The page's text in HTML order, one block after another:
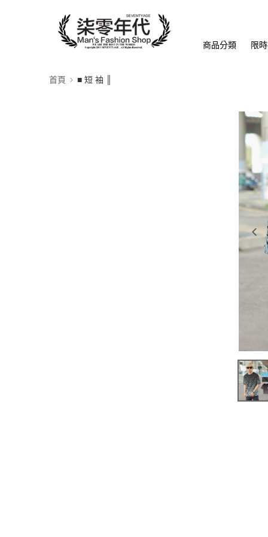
商品分類 限
首頁 ■ 短 袖 ║